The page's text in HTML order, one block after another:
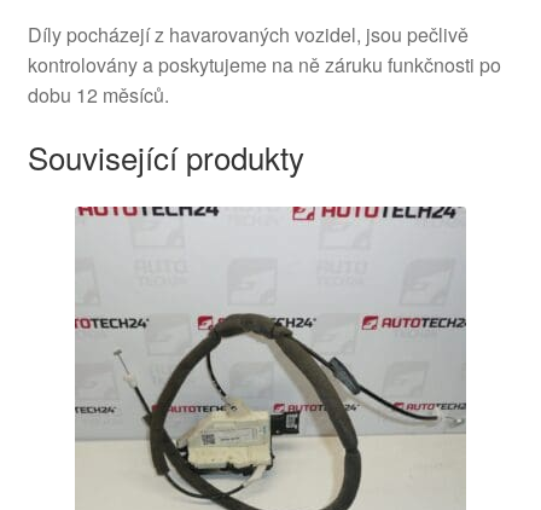
Díly pocházejí z havarovaných vozidel, jsou pečlivě
kontrolovány a poskytujeme na ně záruku funkčnosti po
dobu 12 měsíců.
Související produkty